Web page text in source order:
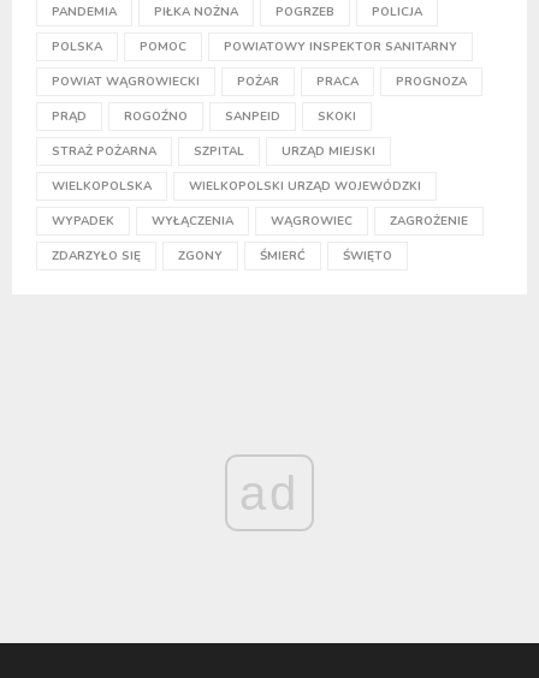
PANDEMIA PIŁKA NOŻNA POGRZEB POLICJA
POLSKA POMOC POWIATOWY INSPEKTOR SANITARNY
POWIAT WĄGROWIECKI POŻAR PRACA PROGNOZA
PRĄD ROGOŹNO SANPEID SKOKI
STRAŻ POŻARNA SZPITAL URZĄD MIEJSKI
WIELKOPOLSKA WIELKOPOLSKI URZĄD WOJEWÓDZKI
WYPADEK WYŁĄCZENIA WĄGROWIEC ZAGROŻENIE
ZDARZYŁO SIĘ ZGONY ŚMIERĆ ŚWIĘTO
ad